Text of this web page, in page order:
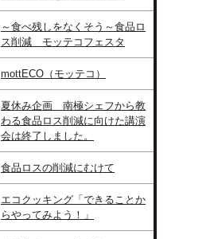
～食べ残しをなくそう～食品ロ
ス削減 モッテコフェスタ
mottECO（モッテコ）
夏休み企画 南極シェフから教
わる食品ロス削減に向けた講演
会は終了しました。
食品ロスの削減にむけて
エコクッキング「できることか
らやってみよう！」